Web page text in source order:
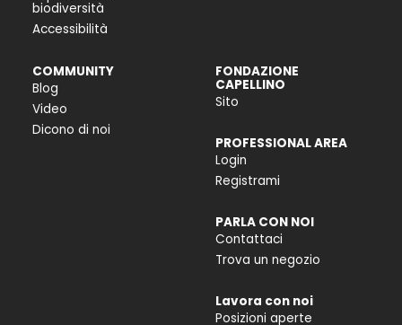
biodiversità
Accessibilità
COMMUNITY
Blog
Video
Dicono di noi
FONDAZIONE
CAPELLINO
Sito
PROFESSIONAL AREA
Login
Registrami
PARLA CON NOI
Contattaci
Trova un negozio
Lavora con noi
Posizioni aperte